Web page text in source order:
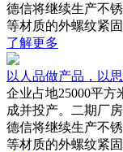
德信将继续生产不
等材质的外螺纹紧
了解更多
以人品做产品，以
企业占地25000平方
成并投产。二期厂
德信将继续生产不
等材质的外螺纹紧